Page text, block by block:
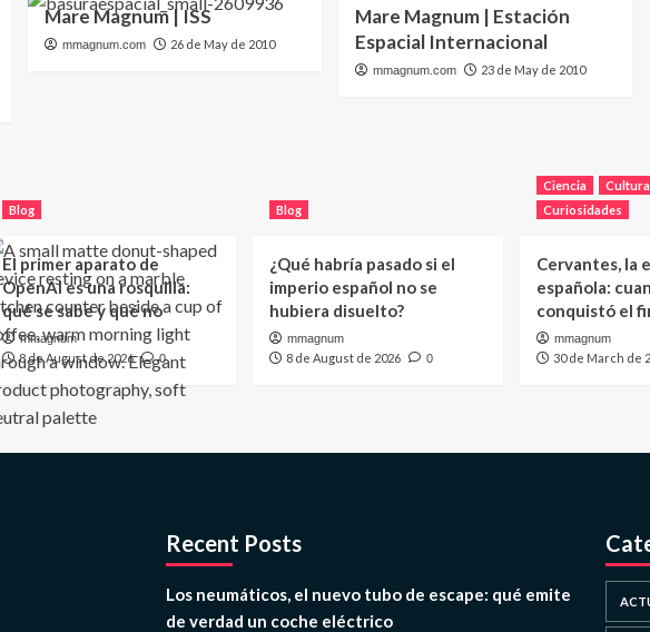
Mare Magnum | ISS
mmagnum.com 26 de May de 2010
Mare Magnum | Estación
Espacial Internacional
mmagnum.com 23 de May de 2010
Blog
El primer aparato de
OpenAI es una rosquilla:
qué se sabe y qué no
mmagnum
8 de August de 2026 0
Blog
¿Qué habría pasado si el
imperio español no se
hubiera disuelto?
mmagnum
8 de August de 2026 0
Ciencia
Cultura
Curiosidades
Cervantes, la
española:
conquistó el
mmagnum
30 de March de
Recent Posts
Los neumáticos, el nuevo tubo de escape: qué emite
de verdad un coche eléctrico